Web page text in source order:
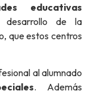
educativas
de la
que estos centros
al alumnado
. Además